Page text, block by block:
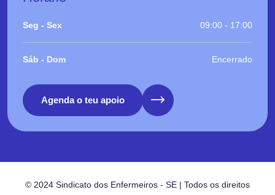
Seg - Sex 09:00 - 17:00
Sáb - Dom Encerrado
Agenda o teu apoio
© 2024 Sindicato dos Enfermeiros - SE | Todos os direitos